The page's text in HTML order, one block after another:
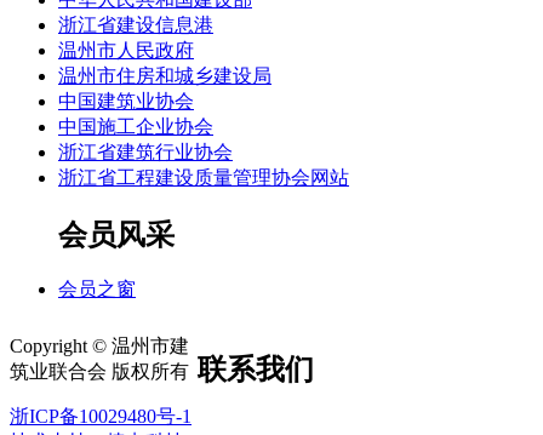
浙江省建设信息港
温州市人民政府
温州市住房和城乡建设局
中国建筑业协会
中国施工企业协会
浙江省建筑行业协会
浙江省工程建设质量管理协会网站
会员风采
会员之窗
联系我们
Copyright © 温州市建
筑业联合会 版权所有
浙ICP备10029480号-1